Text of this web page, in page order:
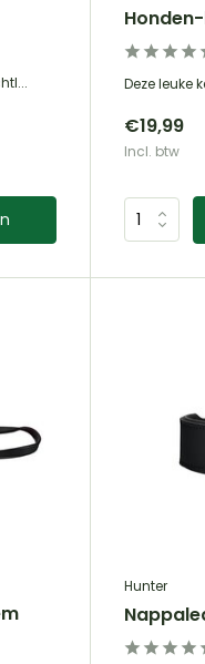
Deze leuke
€19,99
Incl. btw
Hunter